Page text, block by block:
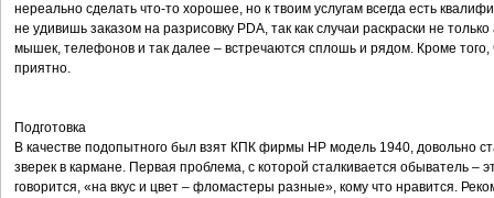
нереально сделать что-то хорошее, но к твоим услугам всегда есть
не удивишь заказом на разрисовку PDA, так как случаи раскраски не
мышек, телефонов и так далее – встречаются сплошь и рядом. Кроме того,
приятно.
Подготовка
В качестве подопытного был взят КПК фирмы HP модель 1940, довольно
зверек в кармане. Первая проблема, с которой сталкивается обыватель –
говорится, «на вкус и цвет – фломастеры разные», кому что нравится.